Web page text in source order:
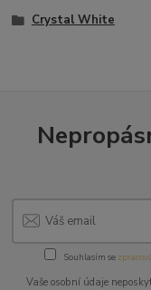
Crystal White
Souhlasím se
Vaše osobní údaje